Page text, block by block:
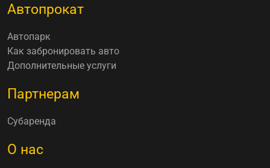
Автопрокат
Автопарк
Как забронировать авто
Дополнительные услуги
Партнерам
Субаренда
О нас